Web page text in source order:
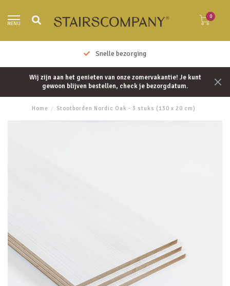
MENU
0
Snelle bezorging
Wij zijn aan het genieten van onze zomervakantie! Je kunt
gewoon blijven bestellen, check je bezorgdatum.
Home / Stootborden Nordic Oak - 3 stuks (130 x 20 cm)